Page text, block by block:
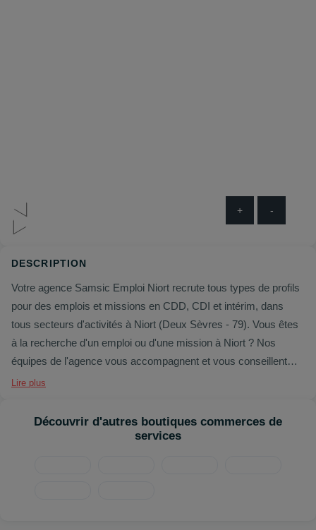
+ -
DESCRIPTION
Votre agence Samsic Emploi Niort recrute tous types de profils
pour des emplois et missions en CDD, CDI et intérim, dans
tous secteurs d'activités à Niort (Deux Sèvres - 79). Vous êtes
à la recherche d'un emploi ou d'une mission à Niort ? Nos
équipes de l'agence vous accompagnent et vous conseillent
dans vos démarches professionnelles."
Lire plus
Découvrir d'autres boutiques commerces de
services